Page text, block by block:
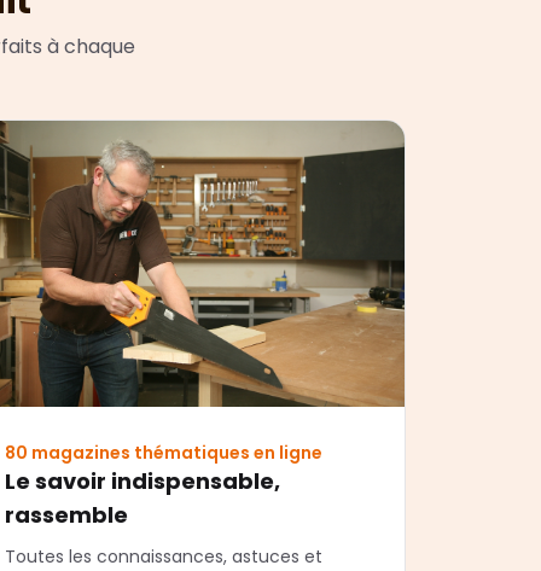
à chaque
80 magazines thématiques en ligne
Le savoir indispensable,
rassemble
Toutes les connaissances, astuces et